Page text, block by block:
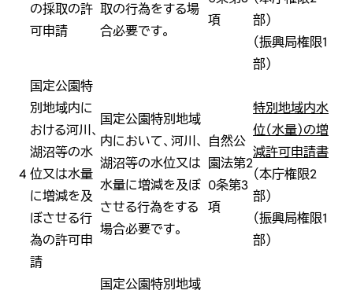
の採取の許
可申請
取の行為をする場
合必要です。
項
部）
（振興局権限1
部）
4
国定公園特
別地域内に
おける河川、
湖沼等の水
位又は水量
に増減を及
ぼさせる行
為の許可申
請
国定公園特別地域
内において、河川、
湖沼等の水位又は
水量に増減を及ぼ
させる行為をする
場合必要です。
自然公
園法第2
0条第3
項
特別地域内水
位（水量）の増
減許可申請書
（本庁権限2
部）
（振興局権限1
部）
国定公園特別地域